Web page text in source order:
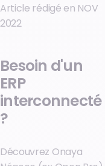
Article rédigé en NOV
2022
Besoin d'un
ERP
interconnecté
?
Découvrez Onaya